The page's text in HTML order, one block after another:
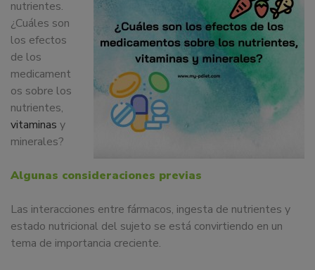
dedicamos
a
la
docencia
y
formación
sobre
la
nutrición
tanto
particulares,
instituciones,
organismos,
nutrientes.
¿Cuáles son
los efectos
de los
medicament
os sobre los
nutrientes,
vitaminas y
minerales?
Algunas consideraciones previas
Las interacciones entre fármacos, ingesta de nutrientes y
estado nutricional del sujeto se está convirtiendo en un
tema de importancia creciente.